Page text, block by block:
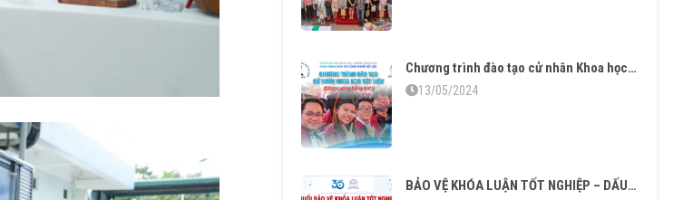
Chương trình đào tạo cử nhân Khoa học Vật liệu tăng cường tiếng Anh – Vững chuyên môn thạo ngoại ngữ
13/05/2024
BẢO VỆ KHÓA LUẬN TỐT NGHIỆP – DẤU MỐC TRƯỞNG THÀNH CỦA SINH VIÊN KHÓA 2022–2026